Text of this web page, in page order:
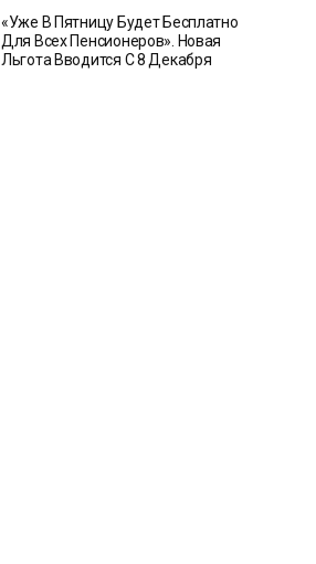
«Уже В Пятницу Будет Бесплатно
Для Всех Пенсионеров». Новая
Льгота Вводится С 8 Декабря